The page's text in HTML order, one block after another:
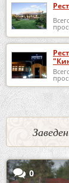
0